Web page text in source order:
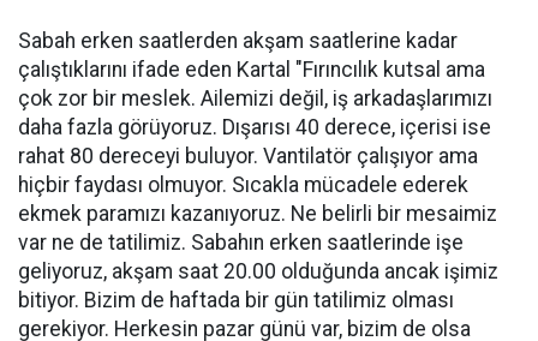
Sabah erken saatlerden akşam saatlerine kadar
çalıştıklarını ifade eden Kartal "Fırıncılık kutsal ama
çok zor bir meslek. Ailemizi değil, iş arkadaşlarımızı
daha fazla görüyoruz. Dışarısı 40 derece, içerisi ise
rahat 80 dereceyi buluyor. Vantilatör çalışıyor ama
hiçbir faydası olmuyor. Sıcakla mücadele ederek
ekmek paramızı kazanıyoruz. Ne belirli bir mesaimiz
var ne de tatilimiz. Sabahın erken saatlerinde işe
geliyoruz, akşam saat 20.00 olduğunda ancak işimiz
bitiyor. Bizim de haftada bir gün tatilimiz olması
gerekiyor. Herkesin pazar günü var, bizim de olsa